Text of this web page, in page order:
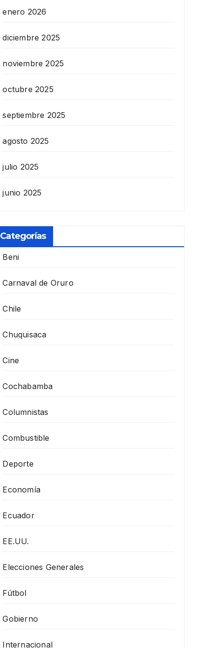
enero 2026
diciembre 2025
noviembre 2025
octubre 2025
septiembre 2025
agosto 2025
julio 2025
junio 2025
Categorías
Beni
Carnaval de Oruro
Chile
Chuquisaca
Cine
Cochabamba
Columnistas
Combustible
Deporte
Economía
Ecuador
EE.UU.
Elecciones Generales
Fútbol
Gobierno
Internacional